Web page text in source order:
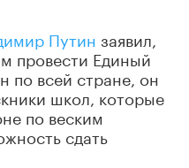
Путин заявил,
провести Единый
по всей стране, он
школ, которые
по веским
сдать